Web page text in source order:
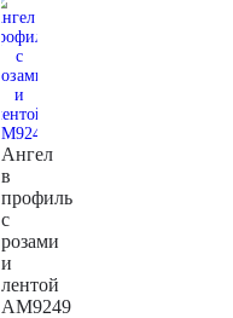
Ангел
в
профиль
с
розами
и
лентой
AM9249